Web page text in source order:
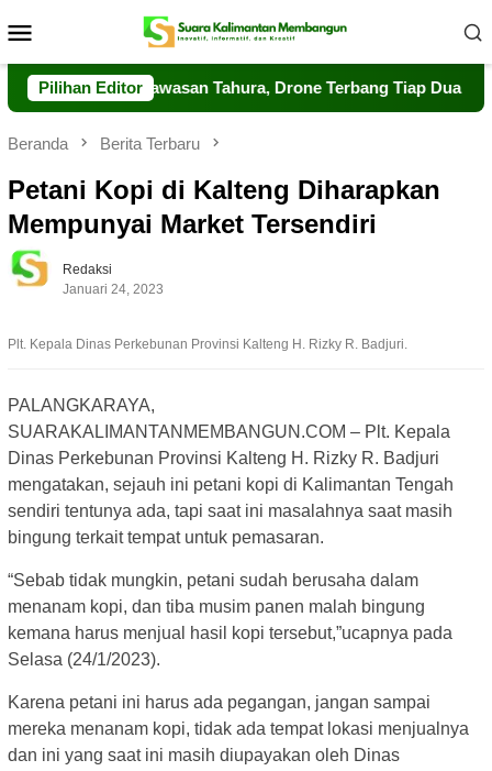
ke
Mobile
Pilihan Editor
Pengawasan Tahura, Drone Terbang Tiap Dua Jam
Beranda Berita Terbaru
Petani Kopi di Kalteng Diharapkan
Mempunyai Market Tersendiri
Redaksi
Januari 24, 2023
Plt. Kepala Dinas Perkebunan Provinsi Kalteng H. Rizky R. Badjuri.
PALANGKARAYA,
SUARAKALIMANTANMEMBANGUN.COM – Plt. Kepala
Dinas Perkebunan Provinsi Kalteng H. Rizky R. Badjuri
mengatakan, sejauh ini petani kopi di Kalimantan Tengah
sendiri tentunya ada, tapi saat ini masalahnya saat masih
bingung terkait tempat untuk pemasaran.
“Sebab tidak mungkin, petani sudah berusaha dalam
menanam kopi, dan tiba musim panen malah bingung
kemana harus menjual hasil kopi tersebut,”ucapnya pada
Selasa (24/1/2023).
Karena petani ini harus ada pegangan, jangan sampai
mereka menanam kopi, tidak ada tempat lokasi menjualnya
dan ini yang saat ini masih diupayakan oleh Dinas